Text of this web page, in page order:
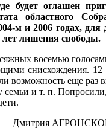
будет оглашен
областного
м и 2006 годах,
лишения свободы.
восемью
снисхождения. 12
возможность еще раз
и т. п.
— Дмитрия